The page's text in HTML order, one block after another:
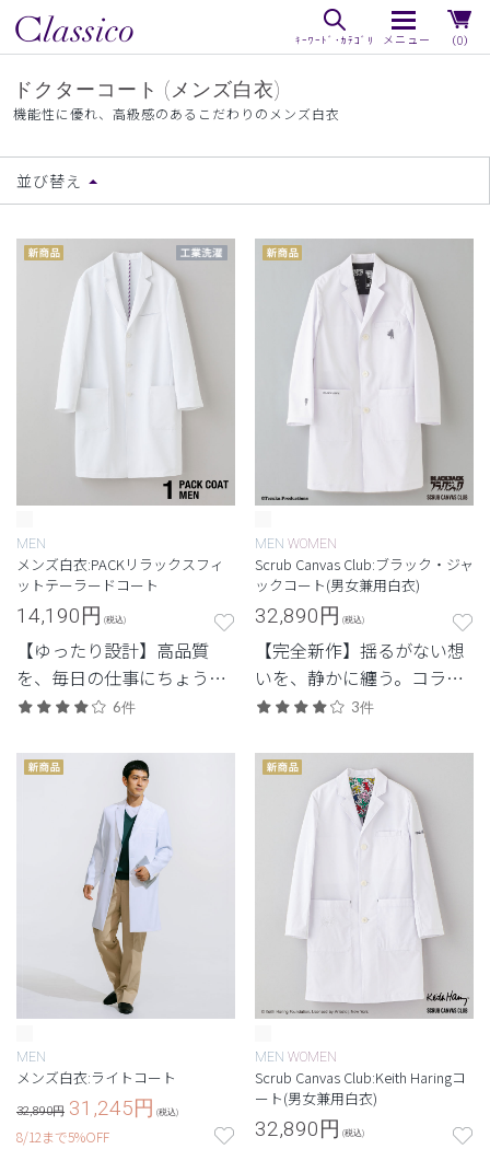
（0）
ドクターコート (メンズ白衣)
機能性に優れ、高級感のあるこだわりのメンズ白衣
並び替え
MEN
メンズ白衣:PACKリラックスフィ
ットテーラードコート
14,190円 (税込)
【ゆったり設計】高品質
を、毎日の仕事にちょうど
よく。日常使いしやすいプ
6件
MEN WOMEN
Scrub Canvas Club:ブラック・ジャ
ックコート(男女兼用白衣)
32,890円 (税込)
【完全新作】揺るがない想
いを、静かに纏う。コラボ
レーション初の白衣。
3件
MEN
メンズ白衣:ライトコート
32,890円 31,245円 (税込)
8/12まで5%OFF
MEN WOMEN
Scrub Canvas Club:Keith Haringコ
ート(男女兼用白衣)
32,890円 (税込)